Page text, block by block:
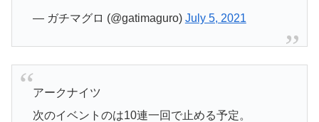
— ガチマグロ (@gatimaguro) July 5, 2021
アークナイツ
次のイベントのは10連一回で止める予定。